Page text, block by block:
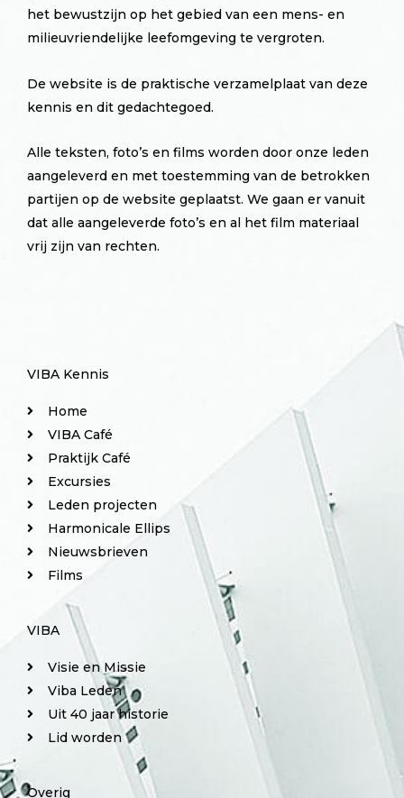
het bewustzijn op het gebied van een mens- en
milieuvriendelijke leefomgeving te vergroten.
De website is de praktische verzamelplaat van deze
kennis en dit gedachtegoed.
Alle teksten, foto’s en films worden door onze leden
aangeleverd en met toestemming van de betrokken
partijen op de website geplaatst. We gaan er vanuit
dat alle aangeleverde foto’s en al het film materiaal
vrij zijn van rechten.
VIBA Kennis
Home
VIBA Café
Praktijk Café
Excursies
Leden projecten
Harmonicale Ellips
Nieuwsbrieven
Films
VIBA
Visie en Missie
Viba Leden
Uit 40 jaar historie
Lid worden
Overig